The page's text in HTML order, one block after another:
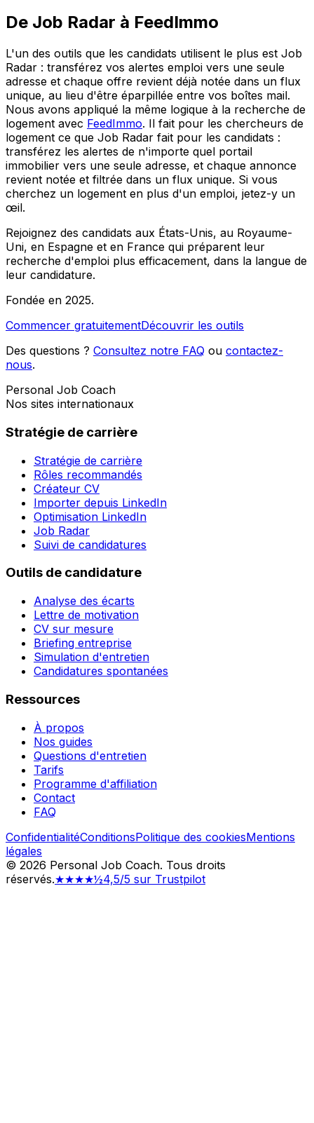
De Job Radar à FeedImmo
L'un des outils que les candidats utilisent le plus est Job
Radar : transférez vos alertes emploi vers une seule
adresse et chaque offre revient déjà notée dans un flux
unique, au lieu d'être éparpillée entre vos boîtes mail.
Nous avons appliqué la même logique à la recherche de
logement avec FeedImmo. Il fait pour les chercheurs de
logement ce que Job Radar fait pour les candidats :
transférez les alertes de n'importe quel portail
immobilier vers une seule adresse, et chaque annonce
revient notée et filtrée dans un flux unique. Si vous
cherchez un logement en plus d'un emploi, jetez-y un
œil.
Rejoignez des candidats aux États-Unis, au Royaume-
Uni, en Espagne et en France qui préparent leur
recherche d'emploi plus efficacement, dans la langue de
leur candidature.
Fondée en 2025.
Commencer gratuitementDécouvrir les outils
Des questions ? Consultez notre FAQ ou contactez-
nous.
Personal Job Coach
Nos sites internationaux
Stratégie de carrière
Stratégie de carrière
Rôles recommandés
Créateur CV
Importer depuis LinkedIn
Optimisation LinkedIn
Job Radar
Suivi de candidatures
Outils de candidature
Analyse des écarts
Lettre de motivation
CV sur mesure
Briefing entreprise
Simulation d'entretien
Candidatures spontanées
Ressources
À propos
Nos guides
Questions d'entretien
Tarifs
Programme d'affiliation
Contact
FAQ
ConfidentialitéConditionsPolitique des cookiesMentions
légales
© 2026 Personal Job Coach. Tous droits
réservés.★★★★½4,5/5 sur Trustpilot